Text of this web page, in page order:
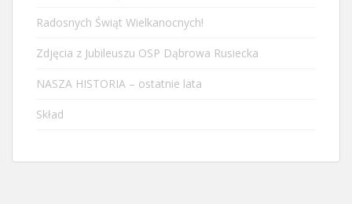
Radosnych Świąt Wielkanocnych!
Zdjęcia z Jubileuszu OSP Dąbrowa Rusiecka
NASZA HISTORIA – ostatnie lata
Skład